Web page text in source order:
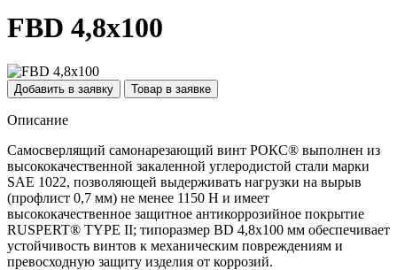
FBD 4,8х100
Добавить в заявку Товар в заявке
Описание
Самосверлящий самонарезающий винт РОКС® выполнен из
высококачественной закаленной углеродистой стали марки
SAE 1022, позволяющей выдерживать нагрузки на вырыв
(профлист 0,7 мм) не менее 1150 Н и имеет
высококачественное защитное антикоррозийное покрытие
RUSPERT® TYPE II; типоразмер BD 4,8x100 мм обеспечивает
устойчивость винтов к механическим повреждениям и
превосходную защиту изделия от коррозий.